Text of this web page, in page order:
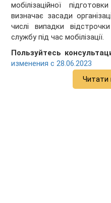
мобілізаційної
визначає засади
числі випадки
службу під час мобілізації.
Пользуйтесь
изменения с 28.06.2023
Читати